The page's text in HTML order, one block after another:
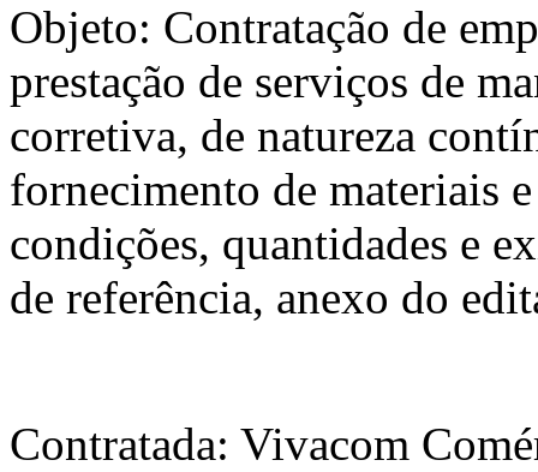
Objeto: Contratação de
prestação de serviços de
corretiva, de natureza
fornecimento de materiais
condições, quantidades e
de referência, anexo do
Contratada: Vivacom